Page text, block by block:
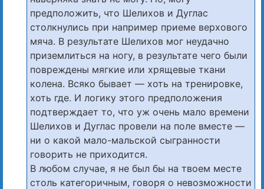
предположить, что Шелихов и Дуглас
столкнулись при например приеме верхового
мяча. В результате Шелихов мог неудачно
приземлиться на ногу, в результате чего были
повреждены мягкие или хрящевые ткани
колена. Всяко бывает — хоть на тренировке,
хоть где. И логику этого предположения
подтверждает то, что уж очень мало времени
Шелихов и Дуглас провели на поле вместе —
ни о какой мало-мальской сыгранности
говорить не приходится.
В любом случае, я не был бы на твоем месте
столь категоричным, говоря о невозможности